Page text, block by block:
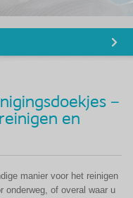
–
en
manier voor het reinigen
onderweg, of overal waar u